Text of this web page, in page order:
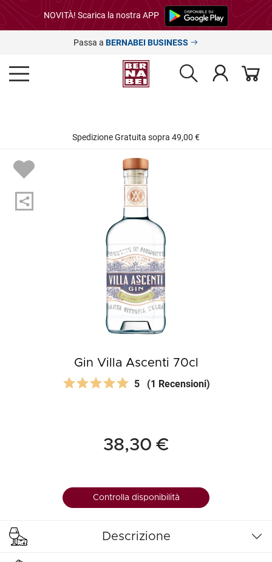
NOVITÀ! Scarica la nostra APP
Passa a BERNABEI BUSINESS
Spedizione Gratuita sopra 49,00 €
Gin Villa Ascenti 70cl
5 (1 Recensioni)
38,30 €
Controlla disponibilità
Descrizione